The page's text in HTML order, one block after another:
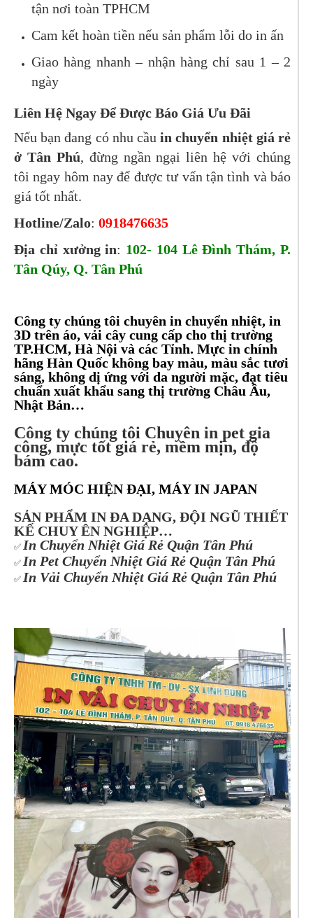
tận nơi toàn TPHCM
Cam kết hoàn tiền nếu sản phẩm lỗi do in ấn
Giao hàng nhanh – nhận hàng chỉ sau 1 – 2
ngày
Liên Hệ Ngay Để Được Báo Giá Ưu Đãi
Nếu bạn đang có nhu cầuin chuyển nhiệt giá rẻ
ở Tân Phú, đừng ngần ngại liên hệ với chúng
tôi ngay hôm nay để được tư vấn tận tình và báo
giá tốt nhất.
Hotline/Zalo: 0918476635
Địa chỉ xưởng in: 102- 104 Lê Đình Thám, P.
Tân Qúy, Q. Tân Phú
Công ty chúng tôi chuyên in chuyển nhiệt, in
3D trên áo, vải cây cung cấp cho thị trường
TP.HCM, Hà Nội và các Tỉnh. Mực in chính
hãng Hàn Quốc không bay màu, màu sắc tươi
sáng, không dị ứng với da người mặc, đạt tiêu
chuẩn xuất khẩu sang thị trường Châu Âu,
Nhật Bản…
Công ty chúng tôi Chuyên in pet gia
công, mực tốt giá rẻ, mềm mịn, độ
bám cao.
MÁY MÓC HIỆN ĐẠI, MÁY IN JAPAN
SẢN PHẨM IN ĐA DẠNG, ĐỘI NGŨ THIẾT
KẾ CHUY ÊN NGHIỆP…
✅ In Chuyển Nhiệt Giá Rẻ Quận Tân Phú
✅ In Pet Chuyển Nhiệt Giá Rẻ Quận Tân Phú
✅ In Vải Chuyển Nhiệt Giá Rẻ Quận Tân Phú